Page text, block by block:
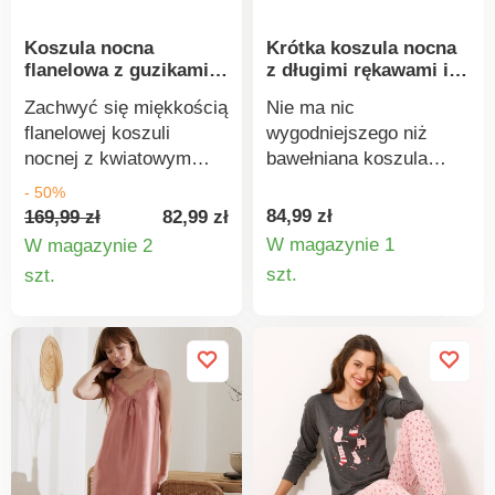
Koszula nocna
flanelowa z guzikami,
kwiatowym
Zachwyć się miękkością
flanelowej koszuli
nocnej z kwiatowym
nadrukiem! Prosty krój.
Elegancki kołnierzyk.
Kontrastowe
wykończenie dekoltu,
przodu i mankietów.
całej długości z przodu.
Długie rękawy.
Zaokrąglony dół koszuli
z przodu i z tyłu.
Delikatna bawełniana
flanela. Standard 100
według Oeko-Tex (nr CQ
- 50%
169,99 zł
82,99 zł
W magazynie 2
szt.
Krótka koszula nocna
z długimi rękawami i
Nie ma nic
wygodniejszego niż
bawełniana koszula
inspirowanym naturą.
Okrągły dekolt. Długie
rękawy. Naturalny
nadruk. Prosty dół.
Bawełniany dżersej.
Standard 100 według
Oeko-Tex (nr CQ 1216 /
3 IFTH). Ten znak
identyfikuje produkty
tekstylne poddane
testom laboratoryjnym
84,99 zł
W magazynie 1
szt.